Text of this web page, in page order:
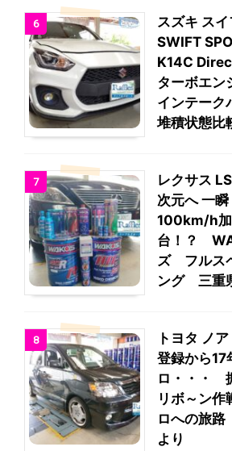
6
スズキ ス
SWIFT
K14C
ターボエ
インテーク
堆積状態比
7
レクサス
次元へ 一
100km/h
台！？
ズ フルス
ング 三重
8
トヨタ ノ
登録から17
ロ・・・
リボ～ン
ロへの旅
より